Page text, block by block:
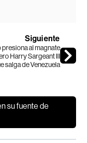
Siguiente
presiona al magnate
Harry Sargeant III
salga de Venezuela
su fuente de